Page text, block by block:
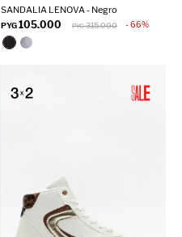
SANDALIA LENOVA - Negro
PYG105.000 PYG 315.000 66